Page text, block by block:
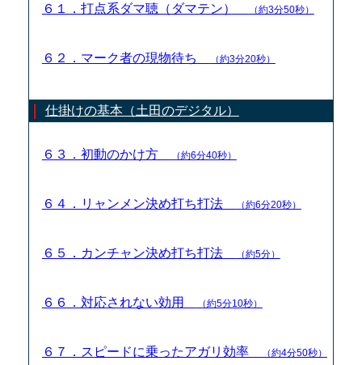
６１．打点系ダマ聴（ダマテン） （約3分50秒）
６２．マーク者の現物待ち （約3分20秒）
仕掛けの基本（土田のデジタル）
６３．初動のかけ方 （約6分40秒）
６４．リャンメン決め打ち打法 （約6分20秒）
６５．カンチャン決め打ち打法 （約5分）
６６．対応されない効用 （約5分10秒）
６７．スピードに乗ったアガリ効率 （約4分50秒）